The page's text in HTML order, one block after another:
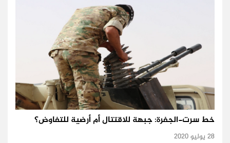
خط سرت-الجفرة: جبهة للاقتتال أم أرضية للتفاوض؟
28 يوليو 2020